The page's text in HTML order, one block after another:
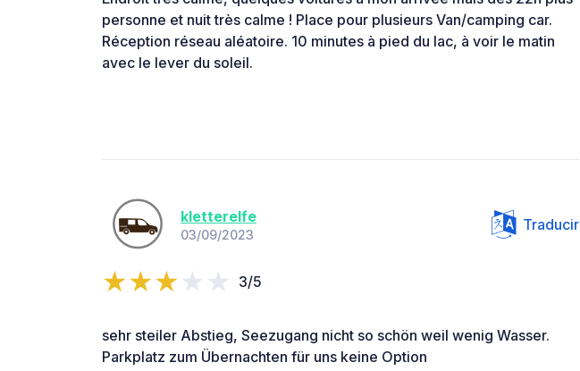
personne et nuit très calme ! Place pour plusieurs Van/camping car.
Réception réseau aléatoire. 10 minutes à pied du lac, à voir le matin
avec le lever du soleil.
kletterelfe
03/09/2023
Traducir
3/5
sehr steiler Abstieg, Seezugang nicht so schön weil wenig Wasser.
Parkplatz zum Übernachten für uns keine Option